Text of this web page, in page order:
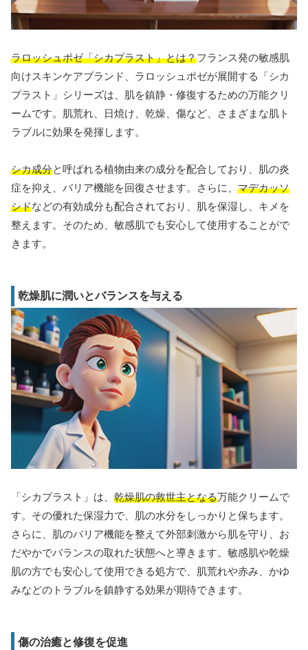
ラロッシュポゼ「シカプラスト」とは？フランス発の敏感肌
向けスキンケアブランド、ラロッシュポゼが展開する「シカ
プラスト」シリーズは、肌を鎮静・修復するための万能クリ
ームです。肌荒れ、日焼け、乾燥、傷など、さまざまな肌ト
ラブルに効果を発揮します。
シカ成分と呼ばれる植物由来の成分を配合しており、肌の炎
症を抑え、バリア機能を回復させます。さらに、 マデカッソ
シドなどの有効成分も配合されており、肌を保湿し、キメを
整えます。そのため、敏感肌でも安心して使用することがで
きます。
乾燥肌に潤いとバランスを与える
「シカプラスト」は、 乾燥肌の救世主となる万能クリームで
す。その優れた保湿力で、肌の水分をしっかりと保ちます。
さらに、肌のバリア機能を整えて外部刺激から肌を守り、お
だやかでバランスの取れた状態へと導きます。敏感肌や乾燥
肌の方でも安心して使用できる処方で、肌荒れや赤み、かゆ
みなどのトラブルを鎮静する効果が期待できます。
傷の治癒と修復を促進